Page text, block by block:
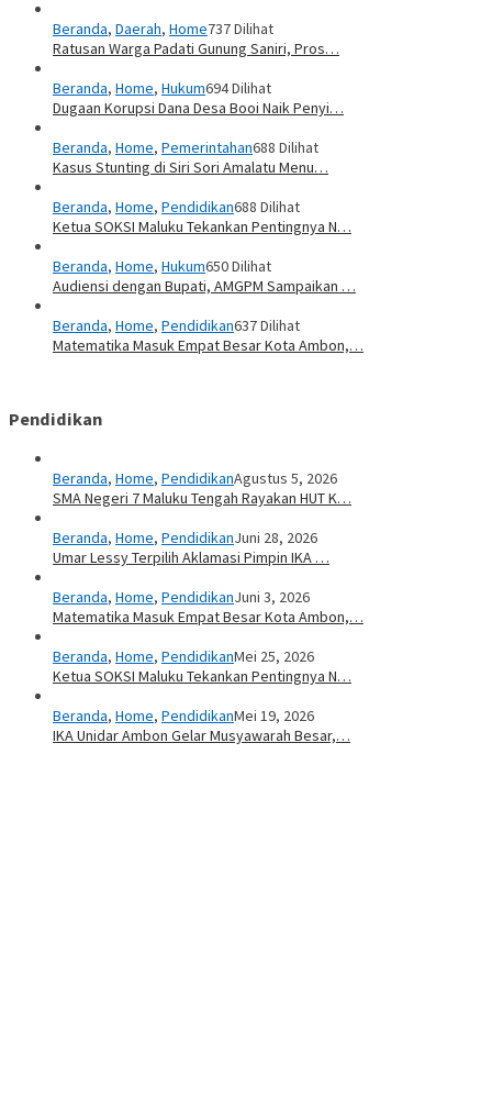
Beranda, Daerah, Home737 Dilihat
Ratusan Warga Padati Gunung Saniri, Pros…
Beranda, Home, Hukum694 Dilihat
Dugaan Korupsi Dana Desa Booi Naik Penyi…
Beranda, Home, Pemerintahan688 Dilihat
Kasus Stunting di Siri Sori Amalatu Menu…
Beranda, Home, Pendidikan688 Dilihat
Ketua SOKSI Maluku Tekankan Pentingnya N…
Beranda, Home, Hukum650 Dilihat
Audiensi dengan Bupati, AMGPM Sampaikan …
Beranda, Home, Pendidikan637 Dilihat
Matematika Masuk Empat Besar Kota Ambon,…
Pendidikan
Beranda, Home, PendidikanAgustus 5, 2026
SMA Negeri 7 Maluku Tengah Rayakan HUT K…
Beranda, Home, PendidikanJuni 28, 2026
Umar Lessy Terpilih Aklamasi Pimpin IKA …
Beranda, Home, PendidikanJuni 3, 2026
Matematika Masuk Empat Besar Kota Ambon,…
Beranda, Home, PendidikanMei 25, 2026
Ketua SOKSI Maluku Tekankan Pentingnya N…
Beranda, Home, PendidikanMei 19, 2026
IKA Unidar Ambon Gelar Musyawarah Besar,…